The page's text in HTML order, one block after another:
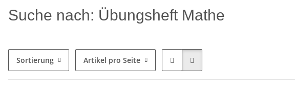
Suche nach: Übungsheft Mathe
Sortierung Artikel pro Seite